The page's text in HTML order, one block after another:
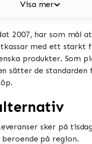
Visa mer
2007, har som mål
med ett starkt
produkter. Som
sätter de standarden
sker på
beroende på region.